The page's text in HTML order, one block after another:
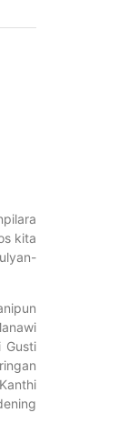
kita
Gusti